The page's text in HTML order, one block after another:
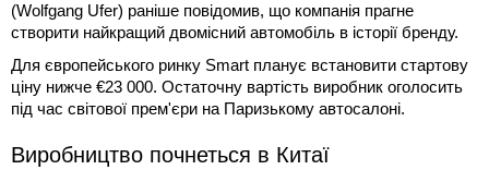
(Wolfgang Ufer) раніше повідомив, що компанія прагне
створити найкращий двомісний автомобіль в історії бренду.
Для європейського ринку Smart планує встановити стартову
ціну нижче €23 000. Остаточну вартість виробник оголосить
під час світової прем'єри на Паризькому автосалоні.
Виробництво почнеться в Китаї